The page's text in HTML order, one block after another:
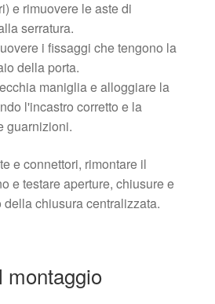
e rimuovere le aste di
serratura.
i fissaggi che tengono la
della porta.
maniglia e alloggiare la
l'incastro corretto e la
guarnizioni.
e connettori, rimontare il
e testare aperture, chiusure e
chiusura centralizzata.
montaggio